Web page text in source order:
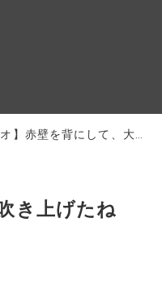
にして、大陽線を起点にしての上昇プラン
き上げたね